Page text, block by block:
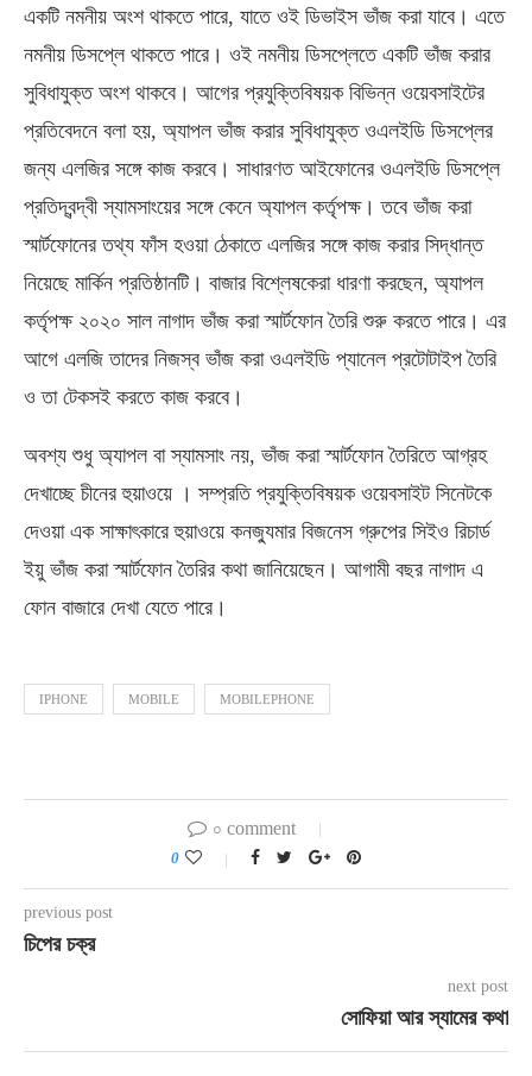
একটি নমনীয় অংশ থাকতে পারে, যাতে ওই ডিভাইস ভাঁজ করা যাবে। এতে
নমনীয় ডিসপ্লে থাকতে পারে। ওই নমনীয় ডিসপ্লেতে একটি ভাঁজ করার
সুবিধাযুক্ত অংশ থাকবে। আগের প্রযুক্তিবিষয়ক বিভিন্ন ওয়েবসাইটের
প্রতিবেদনে বলা হয়, অ্যাপল ভাঁজ করার সুবিধাযুক্ত ওএলইডি ডিসপ্লের
জন্য এলজির সঙ্গে কাজ করবে। সাধারণত আইফোনের ওএলইডি ডিসপ্লে
প্রতিদ্বন্দ্বী স্যামসাংয়ের সঙ্গে কেনে অ্যাপল কর্তৃপক্ষ। তবে ভাঁজ করা
স্মার্টফোনের তথ্য ফাঁস হওয়া ঠেকাতে এলজির সঙ্গে কাজ করার সিদ্ধান্ত
নিয়েছে মার্কিন প্রতিষ্ঠানটি। বাজার বিশ্লেষকেরা ধারণা করছেন, অ্যাপল
কর্তৃপক্ষ ২০২০ সাল নাগাদ ভাঁজ করা স্মার্টফোন তৈরি শুরু করতে পারে। এর
আগে এলজি তাদের নিজস্ব ভাঁজ করা ওএলইডি প্যানেল প্রটোটাইপ তৈরি
ও তা টেকসই করতে কাজ করবে।
অবশ্য শুধু অ্যাপল বা স্যামসাং নয়, ভাঁজ করা স্মার্টফোন তৈরিতে আগ্রহ
দেখাচ্ছে চীনের হুয়াওয়ে । সম্প্রতি প্রযুক্তিবিষয়ক ওয়েবসাইট সিনেটকে
দেওয়া এক সাক্ষাৎকারে হুয়াওয়ে কনজ্যুমার বিজনেস গ্রুপের সিইও রিচার্ড
ইয়ু ভাঁজ করা স্মার্টফোন তৈরির কথা জানিয়েছেন। আগামী বছর নাগাদ এ
ফোন বাজারে দেখা যেতে পারে।
IPHONE MOBILE MOBILEPHONE
০ comment
0
previous post
চিপের চক্র
next post
সোফিয়া আর স্যামের কথা